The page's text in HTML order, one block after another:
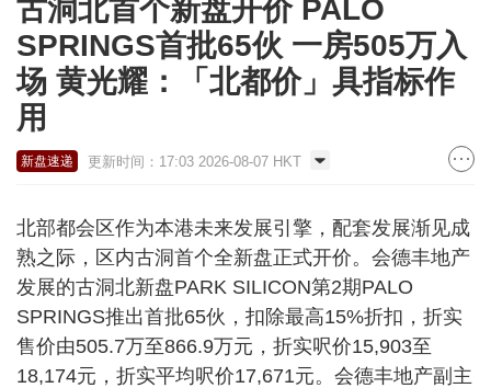
古洞北首个新盘开价 PALO
SPRINGS首批65伙 一房505万入
场 黄光耀：「北都价」具指标作
用
新盘速递 更新时间：17:03 2026-08-07 HKT
北部都会区作为本港未来发展引擎，配套发展渐见成
熟之际，区内古洞首个全新盘正式开价。会德丰地产
发展的古洞北新盘PARK SILICON第2期PALO
SPRINGS推出首批65伙，扣除最高15%折扣，折实
售价由505.7万至866.9万元，折实呎价15,903至
18,174元，折实平均呎价17,671元。会德丰地产副主